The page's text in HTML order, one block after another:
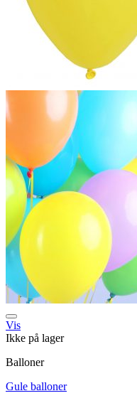
Vis
Ikke på lager
Balloner
Gule balloner